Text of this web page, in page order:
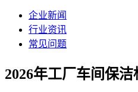
企业新闻
行业资讯
常见问题
2026年工厂车间保